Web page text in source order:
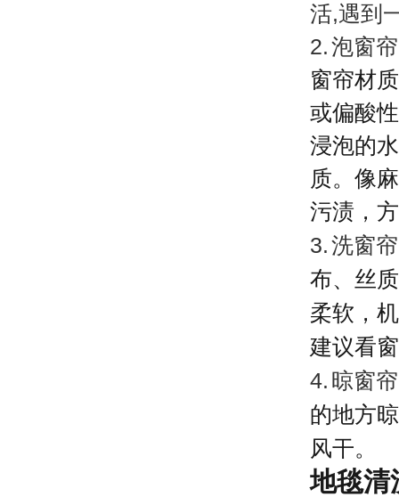
活,遇到
2.泡窗
窗帘材
或偏酸
浸泡的
质。像
污渍，
3.洗窗
布、丝
柔软，
建议看
4. 晾窗
的地方
风干。
地毯清